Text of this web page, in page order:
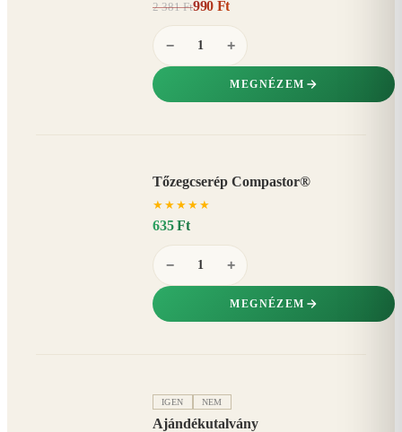
2 381 Ft990 Ft
− +
MEGNÉZEM
Tőzegcserép Compastor®
★ ★ ★ ★ ★
635 Ft
− +
MEGNÉZEM
IGEN NEM
Ajándékutalvány